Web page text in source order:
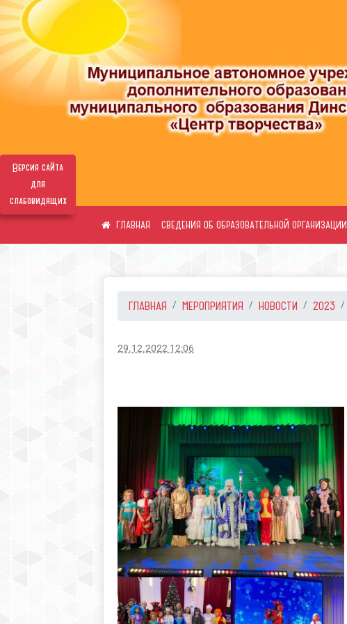
Версия сайта
для
слабовидящих
СВЕДЕНИЯ ОБ ОБРАЗОВАТЕЛЬНОЙ ОРГАНИЗАЦИИ
ГЛАВНАЯ МЕРОПРИЯТИЯ НОВОСТИ 2023
29.12.2022 12:06